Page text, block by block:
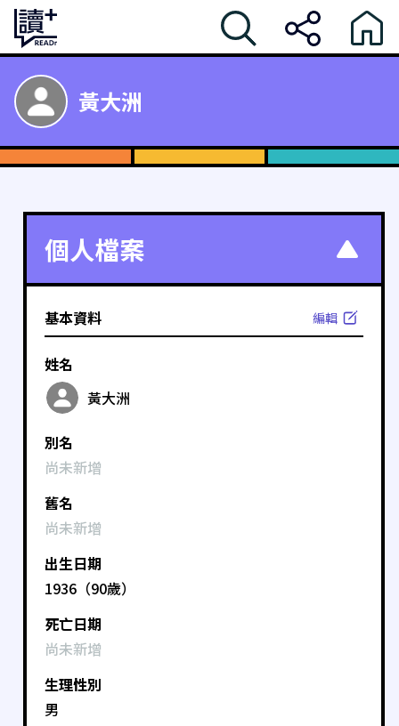
黃大洲
個人檔案
基本資料 編輯
姓名
黃大洲
別名
尚未新增
舊名
尚未新增
出生日期
1936（90歲）
死亡日期
尚未新增
生理性別
男